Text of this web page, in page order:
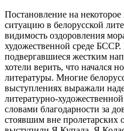
Постановление на
ситуацию в белорусской
видимость оздоровления
художественной среде
подвергавшиеся жестким
хотели верить, что начался
литературы. Многие
выступлениях выражали
литературно-
словами благодарности за
стоявшим вне пролетарских